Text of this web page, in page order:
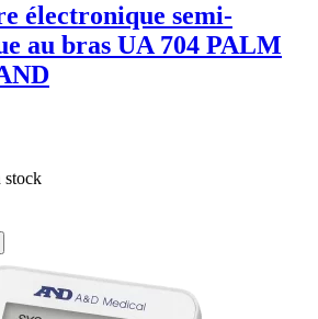
électronique semi-
au bras UA 704 PALM
stock